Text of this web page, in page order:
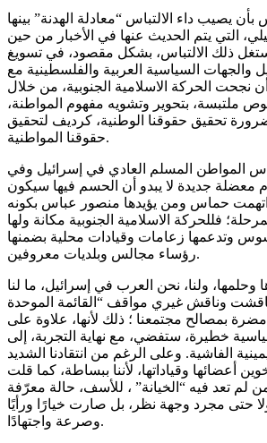
يصيب داء الالتباس “معادلة الهدنة” بينها
التي يتم الحديث عنها في الأخبار من حين
ذلك الالتباس، بشكل مقصود، في تسويغ
والجهات السياسية العربية والفلسطينية مع
نجحت الحركة الاسلامية الجنوبية، من خلال
ملتبسة، بتحوير وتشويه مفهوم المواطنة،
تحقيق حقوقنا الوطنية، كرديف لتحقيق
حقوقنا المواطنية.
المواطن المسلم العادي في إسرائيل وفي
معضلة جديدة لا يبدو أن الحسم فيها سيكون
اتهمت حماس ومن يؤيدها منصور عباس بكونه
فللحركة الاسلامية الجنوبية مكانة ولها
وتدعمها زعامات وقيادات محلية بضمنها
رؤساء مجالس وبلديات معروفين.
وحلمها، ولنا، نحن العرب في إسرائيل، ما لنا
وناقش غيري مواقف “القائمة الموحدة
مضرة بمصالح مجتمعنا ؛ ذلك لأنها، علاوة على
خطيرة، ستفضي، مع نهاية التجربة، إلى
الفاشية. وعلى الرغم من انتقادنا الشديد
أعضائها وقياداتها، لأننا ببساطة، كما قلت
لم تعد فيه “الخيانة” ، للأسف، حالة معرّفة
حتى مجرد وجهة نظر، بل صارت خيارًا ورأيًا
وصرعة واجتهادًا.